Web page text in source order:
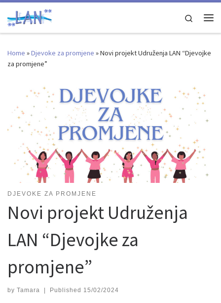
Skip to content
Search
Home »Djevoke za promjene »Novi projekt Udruženja LAN “Djevojke
za promjene”
DJEVOKE ZA PROMJENE
Novi projekt Udruženja
LAN “Djevojke za
promjene”
by Tamara Published 15/02/2024